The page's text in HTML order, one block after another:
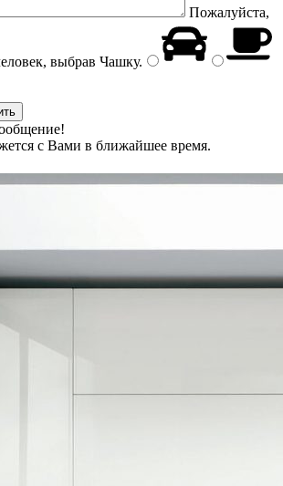
Пожалуйста,
выбрав Чашку.
с Вами в ближайшее время.